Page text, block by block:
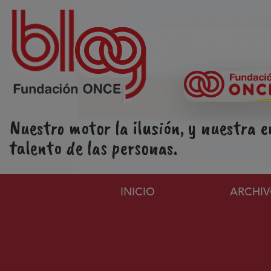
Pasar al contenido principal
Nuestro motor la ilusión, y nuestra
talento de las personas.
Navegación
INICIO